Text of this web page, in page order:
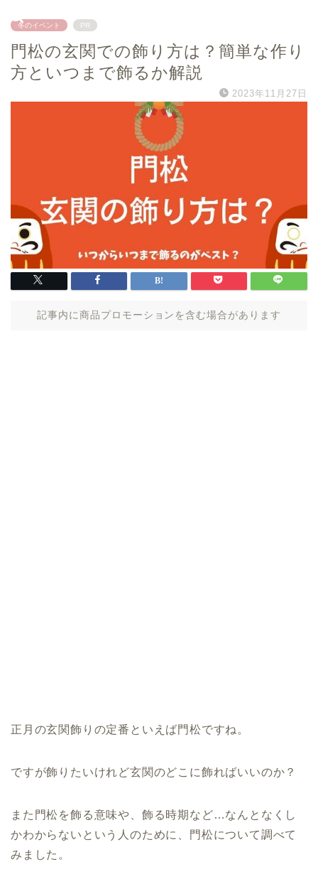
冬のイベント PR
門松の玄関での飾り方は？簡単な作り
方といつまで飾るか解説
2023年11月27日
記事内に商品プロモーションを含む場合があります
正月の玄関飾りの定番といえば門松ですね。
ですが飾りたいけれど玄関のどこに飾ればいいのか？
また門松を飾る意味や、飾る時期など…なんとなくし
かわからないという人のために、門松について調べて
みました。